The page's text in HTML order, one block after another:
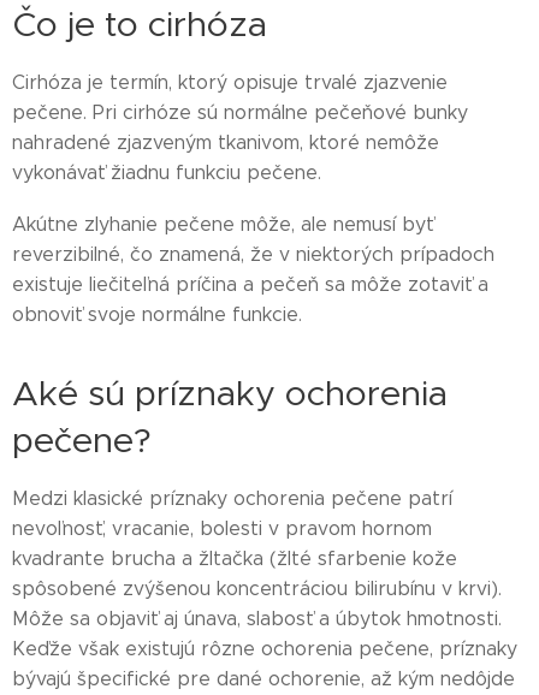
Čo je to cirhóza
Cirhóza je termín, ktorý opisuje trvalé zjazvenie
pečene. Pri cirhóze sú normálne pečeňové bunky
nahradené zjazveným tkanivom, ktoré nemôže
vykonávať žiadnu funkciu pečene.
Akútne zlyhanie pečene môže, ale nemusí byť
reverzibilné, čo znamená, že v niektorých prípadoch
existuje liečiteľná príčina a pečeň sa môže zotaviť a
obnoviť svoje normálne funkcie.
Aké sú príznaky ochorenia
pečene?
Medzi klasické príznaky ochorenia pečene patrí
nevoľnosť, vracanie, bolesti v pravom hornom
kvadrante brucha a žltačka (žlté sfarbenie kože
spôsobené zvýšenou koncentráciou bilirubínu v krvi).
Môže sa objaviť aj únava, slabosť a úbytok hmotnosti.
Keďže však existujú rôzne ochorenia pečene, príznaky
bývajú špecifické pre dané ochorenie, až kým nedôjde